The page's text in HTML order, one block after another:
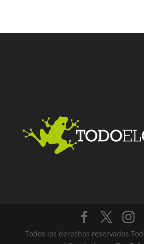
Todos los derechos reservados
Facebook